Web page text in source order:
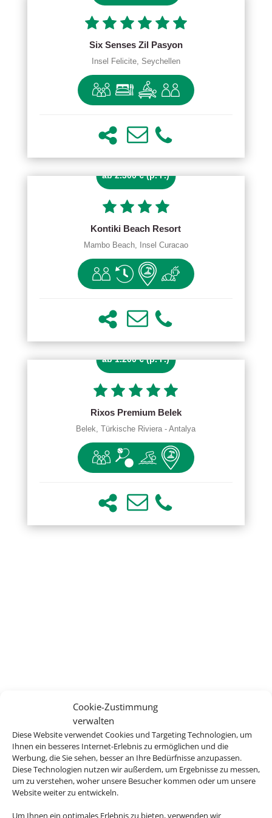
Cookie-Zustimmung
verwalten
Diese Website verwendet Cookies und Targeting Technologien, um
Ihnen ein besseres Internet-Erlebnis zu ermöglichen und die
Werbung, die Sie sehen, besser an Ihre Bedürfnisse anzupassen.
Diese Technologien nutzen wir außerdem, um Ergebnisse zu messen,
um zu verstehen, woher unsere Besucher kommen oder um unsere
Website weiter zu entwickeln.
Um Ihnen ein optimales Erlebnis zu bieten, verwenden wir
Six Senses Zil Pasyon
Insel Felicite, Seychellen
ab 2.300 € (p. P.)
Kontiki Beach Resort
Mambo Beach, Insel Curacao
ab 1.200 € (p. P.)
Rixos Premium Belek
Belek, Türkische Riviera - Antalya